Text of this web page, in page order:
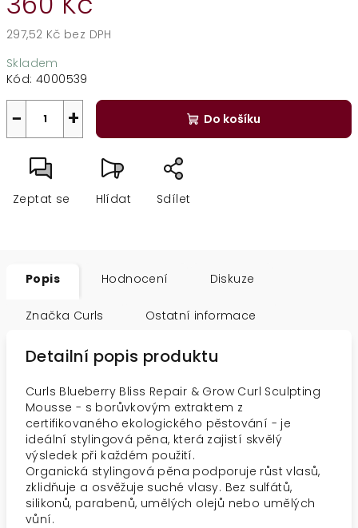
297,52 Kč bez DPH
cena:
Skladem
Kód: 4000539
+
− Do košíku
Zeptat se Hlídat Sdílet
Popis Hodnocení Diskuze
Značka Curls Ostatní informace
Detailní popis produktu
Curls Blueberry Bliss Repair & Grow Curl Sculpting
Mousse - s borůvkovým extraktem z
certifikovaného ekologického pěstování - je
ideální stylingová pěna, která zajistí skvělý
výsledek při každém použití.
Organická stylingová pěna podporuje růst vlasů,
zklidňuje a osvěžuje suché vlasy. Bez sulfátů,
silikonů, parabenů, umělých olejů nebo umělých
vůní.